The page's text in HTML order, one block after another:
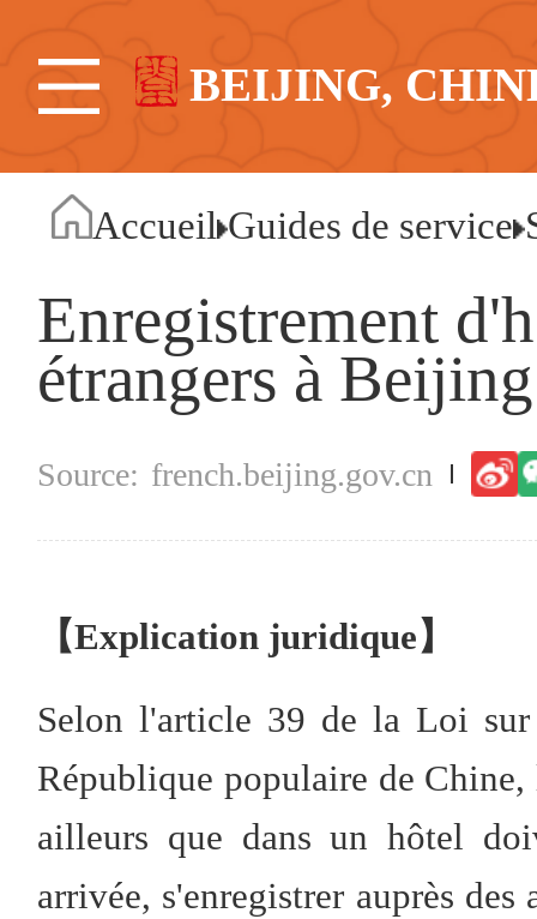
BEIJING,
Accueil Guides de service
Enregistrement
étrangers à Beijing
french.beijing.gov.cn
【Explication juridique】
Selon l'article 39 de la Loi
République populaire de
ailleurs que dans un hôtel
arrivée, s'enregistrer auprès